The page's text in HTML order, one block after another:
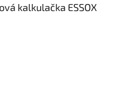
kalkulačka ESSOX